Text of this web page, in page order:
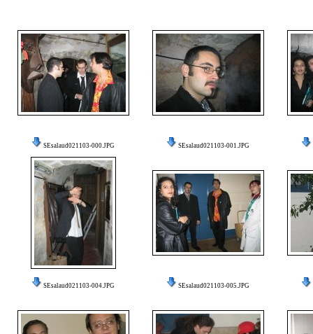
SEsalaud021103-000.JPG SEsalaud021103-001.JPG
SEsalaud021103-004.JPG SEsalaud021103-005.JPG